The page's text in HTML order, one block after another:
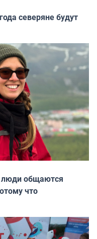
северяне будут
люди общаются
что